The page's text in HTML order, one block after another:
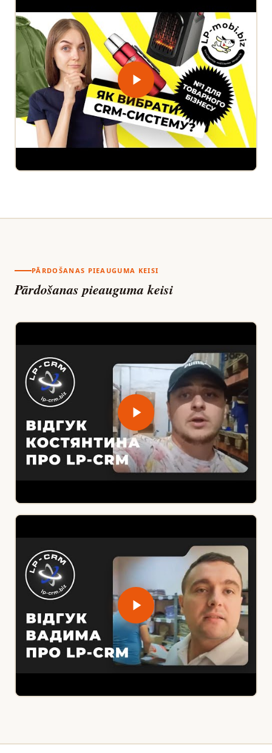
PĀRDOŠANAS PIEAUGUMA KEISI
Pārdošanas pieauguma keisi